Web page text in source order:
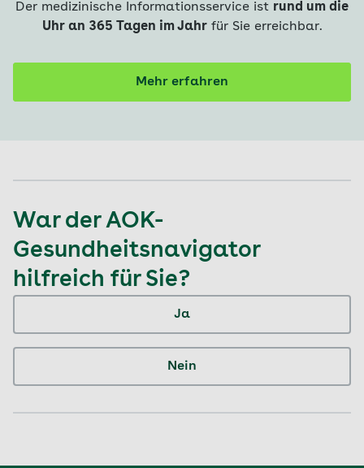
Der medizinische Informationsservice ist rund um die
Uhr an 365 Tagen im Jahrfür Sie erreichbar.
Mehr erfahren
War der AOK-
Gesundheitsnavigator
hilfreich für Sie?
Ja
Nein